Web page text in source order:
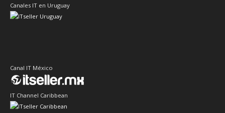
Canales IT en Uruguay
Canal IT México
IT Channel Caribbean